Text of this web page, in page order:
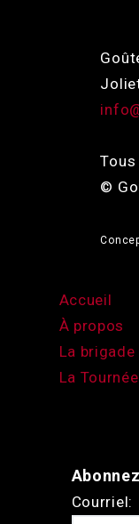
©
Accueil
À propos
La brigade
La Tournée
Courriel: